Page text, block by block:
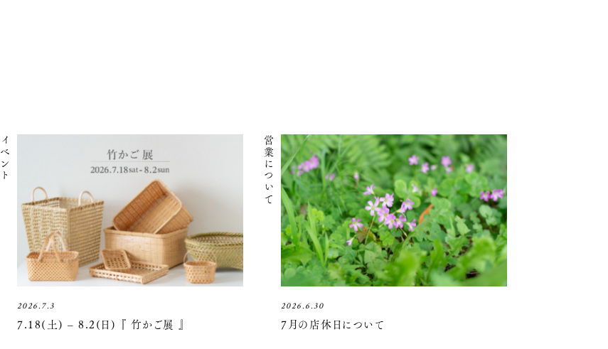
2026.7.3
イベント
7.18(土) – 8.2(日) 『 竹かご展 』
2026.6.30
営業について
7月の店休日について